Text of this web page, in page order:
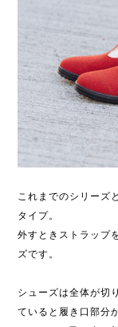
これまでのシリーズ
タイプ。
外すときストラップ
ズです。
シューズは全体が切
ていると履き口部分